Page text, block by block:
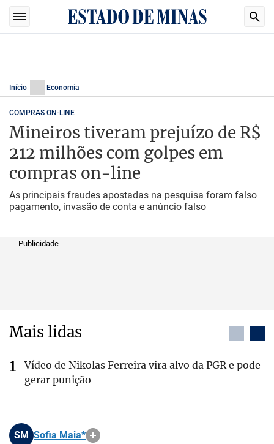
Início Economia
COMPRAS ON-LINE
Mineiros tiveram prejuízo de R$
212 milhões com golpes em
compras on-line
As principais fraudes apostadas na pesquisa foram falso
pagamento, invasão de conta e anúncio falso
Publicidade
Mais lidas
Vídeo de Nikolas Ferreira vira alvo da PGR e pode
gerar punição
SM Sofia Maia*